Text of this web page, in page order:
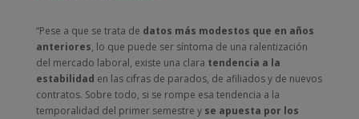
“Pese a que se trata de datos más modestos que en años
anteriores, lo que puede ser síntoma de una ralentización
del mercado laboral, existe una clara tendencia a la
estabilidad en las cifras de parados, de afiliados y de nuevos
contratos. Sobre todo, si se rompe esa tendencia a la
temporalidad del primer semestre y se apuesta por los